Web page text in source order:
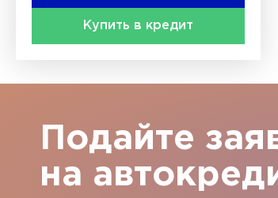
Купить в кредит
Подайте
на